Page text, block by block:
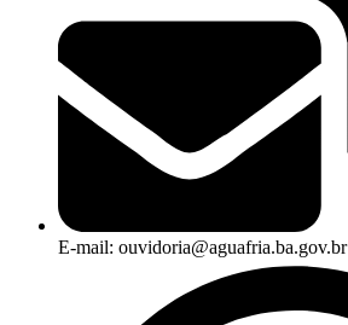
E-mail: ouvidoria@aguafria.ba.gov.br